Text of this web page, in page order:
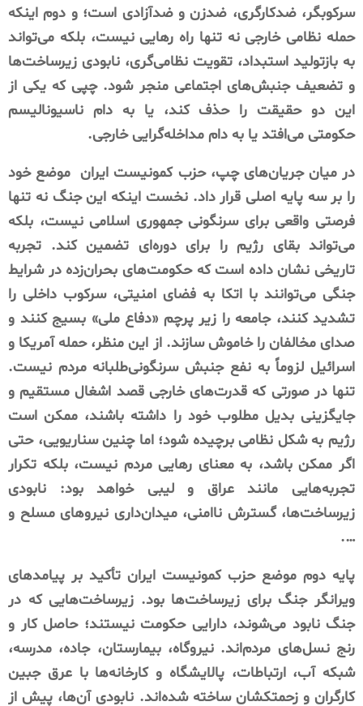
سرکوبگر، ضدکارگری، ضدزن و ضدآزادی است؛ و دوم اینکه
حمله نظامی خارجی نه تنها راه رهایی نیست، بلکه می‌تواند
به بازتولید استبداد، تقویت نظامی‌گری، نابودی زیرساخت‌ها
و تضعیف جنبش‌های اجتماعی منجر شود. چپی که یکی از
این دو حقیقت را حذف کند، یا به دام ناسیونالیسم
حکومتی می‌افتد یا به دام مداخله‌گرایی خارجی.
در میان جریان‌های چپ، حزب کمونیست ایران موضع خود
را بر سه پایه اصلی قرار داد. نخست اینکه این جنگ نه تنها
فرصتی واقعی برای سرنگونی جمهوری اسلامی نیست، بلکه
می‌تواند بقای رژیم را برای دوره‌ای تضمین کند. تجربه
تاریخی نشان داده است که حکومت‌های بحران‌زده در شرایط
جنگی می‌توانند با اتکا به فضای امنیتی، سرکوب داخلی را
تشدید کنند، جامعه را زیر پرچم «دفاع ملی» بسیج کنند و
صدای مخالفان را خاموش سازند. از این منظر، حمله آمریکا و
اسرائیل لزوماً به نفع جنبش سرنگونی‌طلبانه مردم نیست.
تنها در صورتی که قدرت‌های خارجی قصد اشغال مستقیم و
جایگزینی بدیل مطلوب خود را داشته باشند، ممکن است
رژیم به شکل نظامی برچیده شود؛ اما چنین سناریویی، حتی
اگر ممکن باشد، به معنای رهایی مردم نیست، بلکه تکرار
تجربه‌هایی مانند عراق و لیبی خواهد بود: نابودی
زیرساخت‌ها، گسترش ناامنی، میدان‌داری نیروهای مسلح و
….
پایه دوم موضع حزب کمونیست ایران تأکید بر پیامدهای
ویرانگر جنگ برای زیرساخت‌ها بود. زیرساخت‌هایی که در
جنگ نابود می‌شوند، دارایی حکومت نیستند؛ حاصل کار و
رنج نسل‌های مردم‌اند. نیروگاه، بیمارستان، جاده، مدرسه،
شبکه آب، ارتباطات، پالایشگاه و کارخانه‌ها با عرق جبین
کارگران و زحمتکشان ساخته شده‌اند. نابودی آن‌ها، پیش از